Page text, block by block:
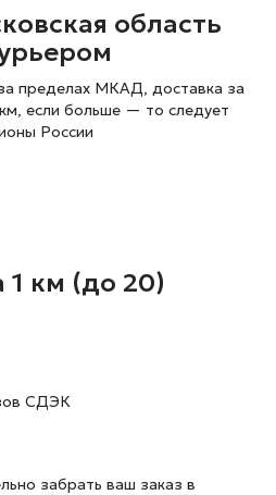
область
пределах МКАД, доставка за
если больше — то следует
России
1 км (до 20)
СДЭК
забрать ваш заказ в